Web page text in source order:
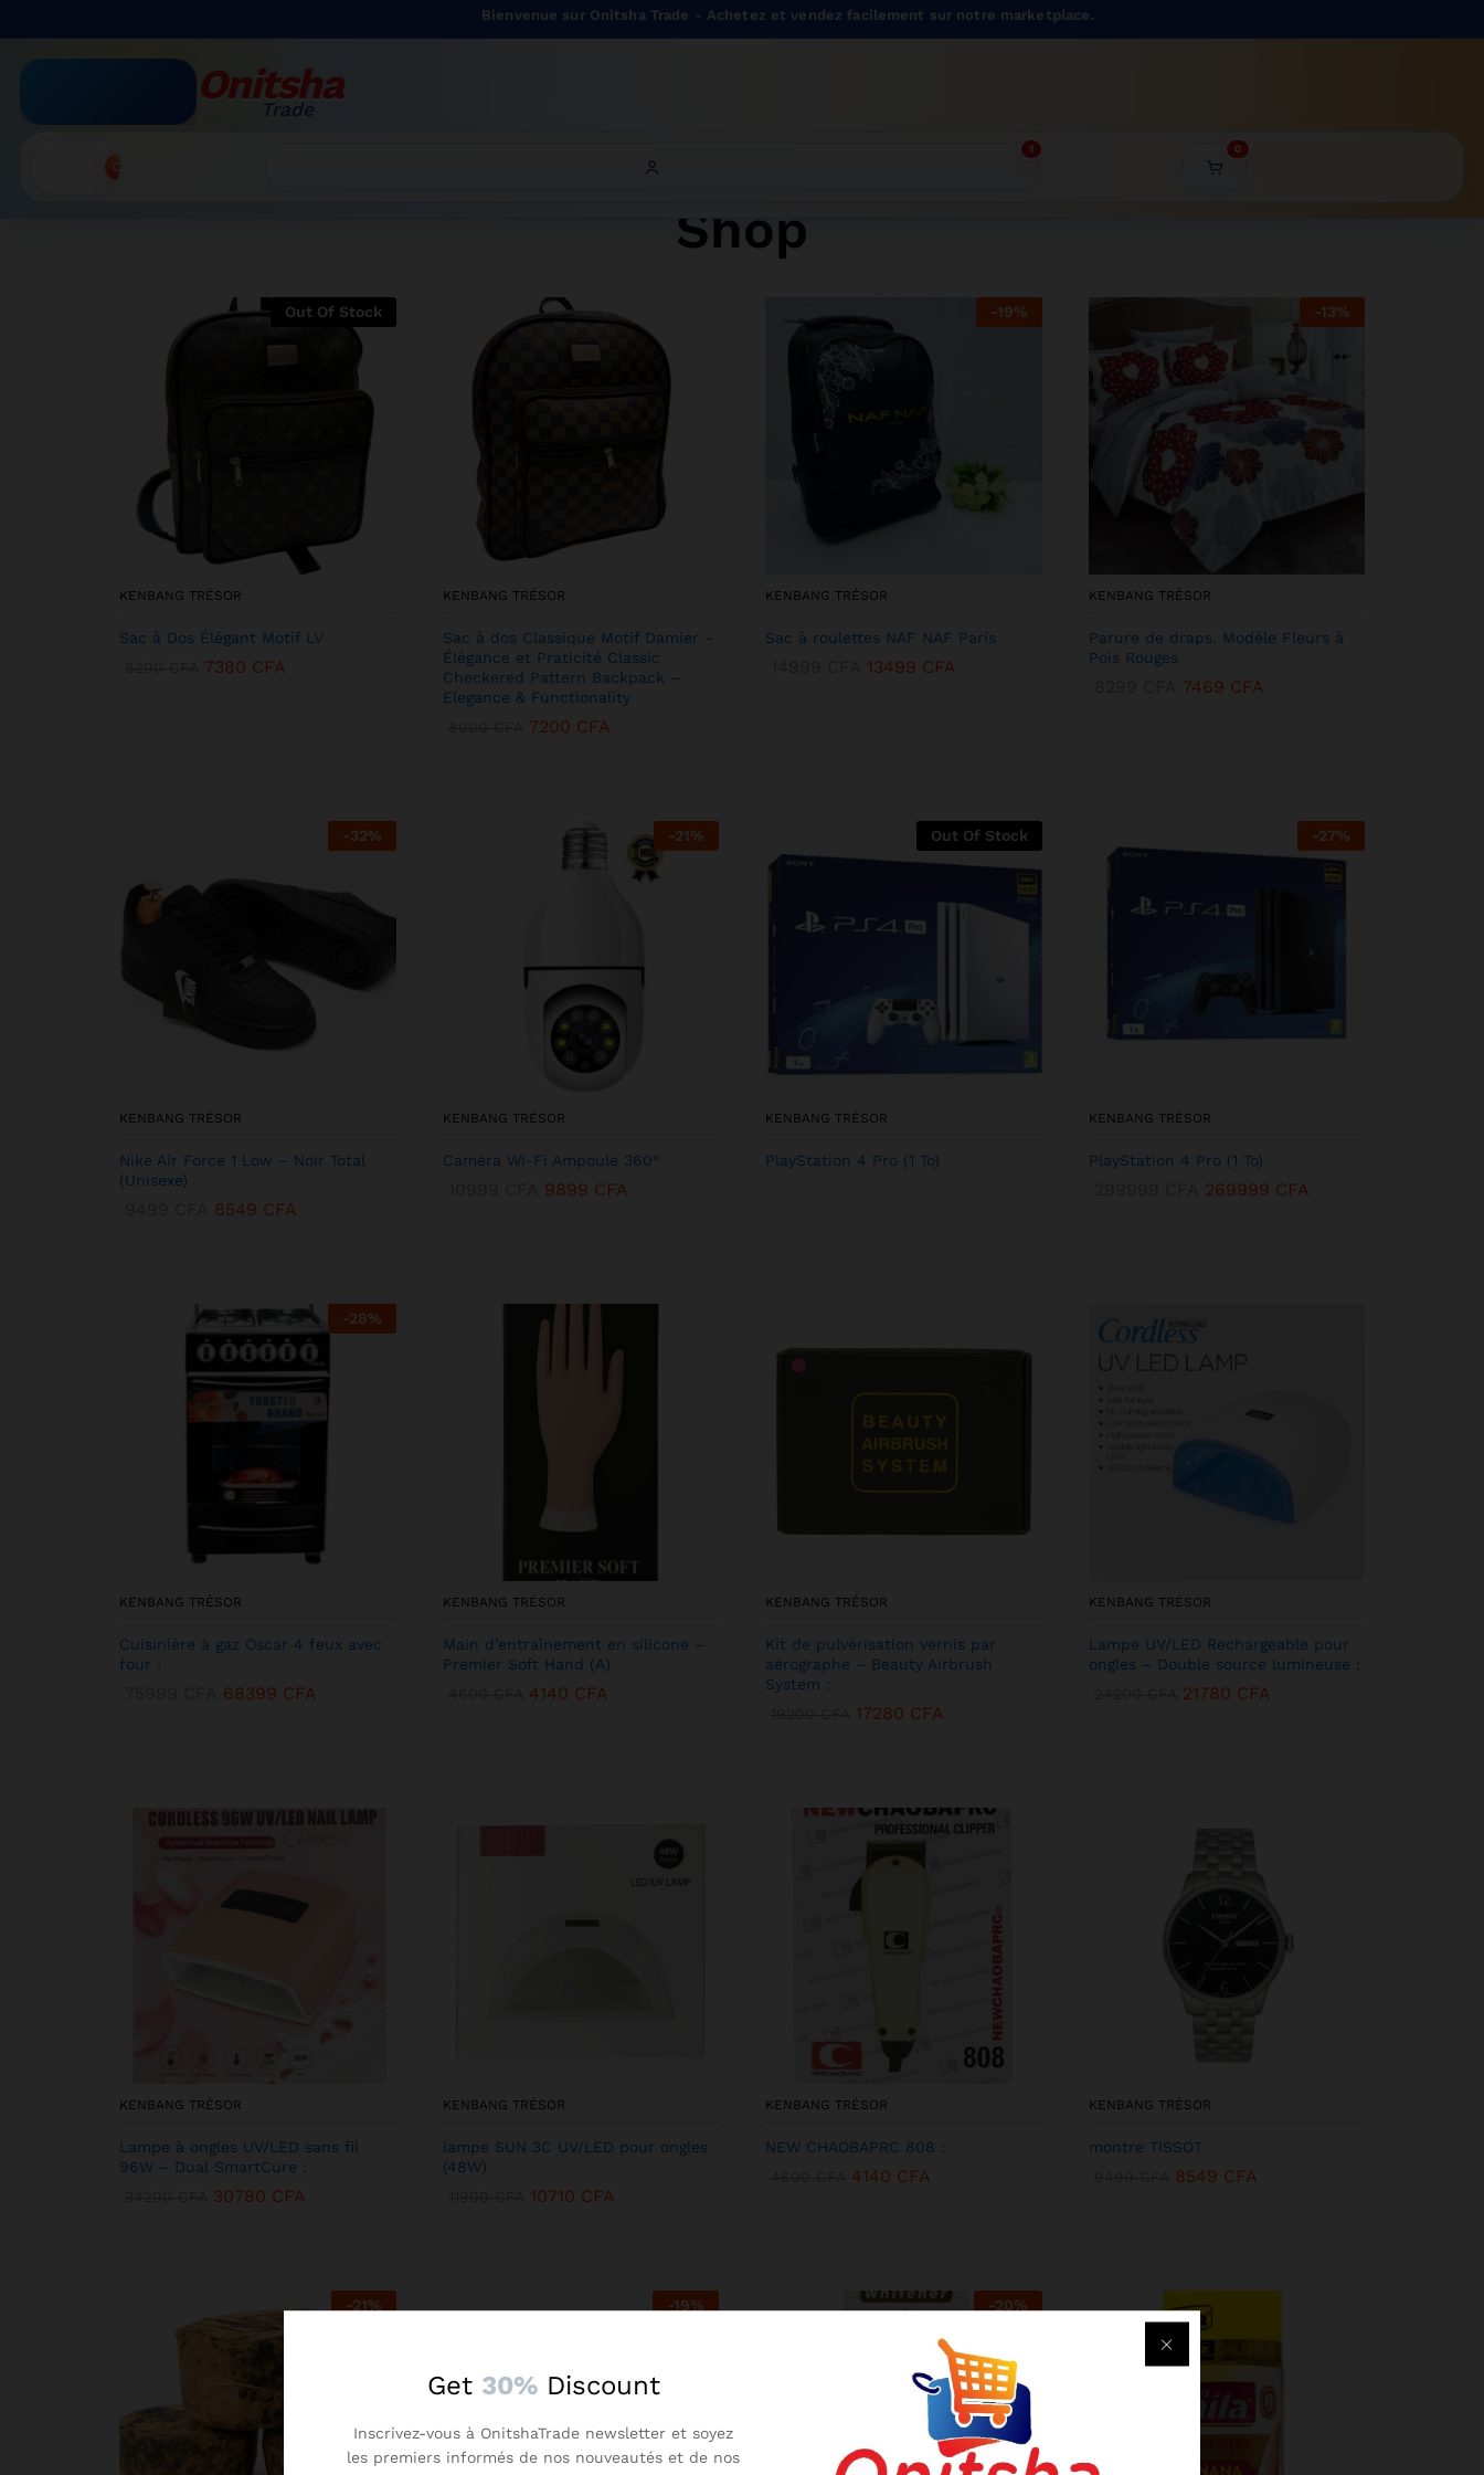
Bienvenue sur Onitsha Trade - Achetez et vendez facilement sur notre marketplace.
Onitsha
Trade
1 0
Accueil
Shop
Out Of Stock
KENBANG TRÉSOR
Sac à Dos Élégant Motif LV
7380 CFA
KENBANG TRÉSOR
Sac à dos Classique Motif Damier –
Élégance et Praticité Classic
Checkered Pattern Backpack –
Elegance & Functionality
7200 CFA
-19%
KENBANG TRÉSOR
Sac à roulettes NAF NAF Paris
13499 CFA
-13%
KENBANG TRÉSOR
Parure de draps. Modèle Fleurs à
Pois Rouges
7469 CFA
-32%
KENBANG TRÉSOR
Nike Air Force 1 Low – Noir Total
(Unisexe)
8549 CFA
-21%
KENBANG TRÉSOR
Caméra Wi-Fi Ampoule 360°
9899 CFA
Out Of Stock
KENBANG TRÉSOR
PlayStation 4 Pro (1 To)
-27%
KENBANG TRÉSOR
PlayStation 4 Pro (1 To)
269999 CFA
-28%
KENBANG TRÉSOR
Cuisinière à gaz Oscar 4 feux avec
four :
68399 CFA
KENBANG TRÉSOR
Main d’entraînement en silicone –
Premier Soft Hand (A)
4140 CFA
KENBANG TRÉSOR
Kit de pulvérisation vernis par
aérographe – Beauty Airbrush
System :
17280 CFA
KENBANG TRÉSOR
Lampe UV/LED Rechargeable pour
ongles – Double source lumineuse :
21780 CFA
KENBANG TRÉSOR
Lampe à ongles UV/LED sans fil
96W – Dual SmartCure :
30780 CFA
KENBANG TRÉSOR
lampe SUN 3C UV/LED pour ongles
(48W)
10710 CFA
KENBANG TRÉSOR
NEW CHAOBAPRC 808 :
4140 CFA
KENBANG TRÉSOR
montre TISSOT
8549 CFA
-21% -19% -20%
Get 30% Discount
Inscrivez-vous à OnitshaTrade newsletter et soyez
les premiers informés de nos nouveautés et de nos